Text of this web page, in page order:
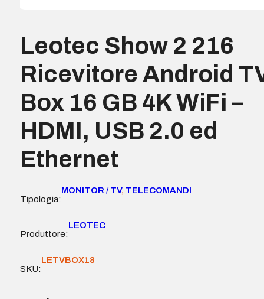
Leotec Show 2 216
Ricevitore Android
Box 16 GB 4K WiFi –
HDMI, USB 2.0 ed
Ethernet
Tipologia:
MONITOR / TV, TELECOMANDI
Produttore:
LEOTEC
SKU:
LETVBOX18